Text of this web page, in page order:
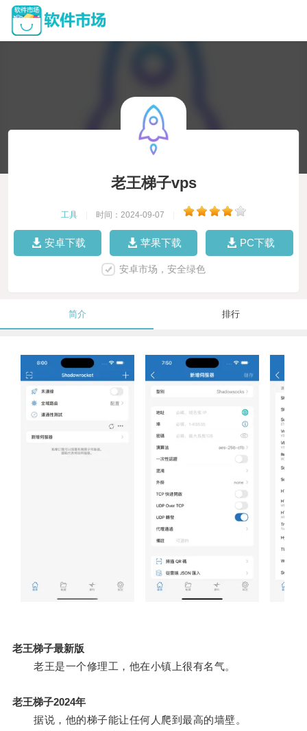
老王梯子vps
工具 时间：2024-09-07
安卓下载 苹果下载 PC下载
安卓市场，安全绿色
简介 排行
老王梯子最新版
老王是一个修理工，他在小镇上很有名气。
老王梯子2024年
据说，他的梯子能让任何人爬到最高的墙壁。